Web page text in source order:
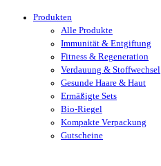
Produkten
Alle Produkte
Immunität & Entgiftung
Fitness & Regeneration
Verdauung & Stoffwechsel
Gesunde Haare & Haut
Ermäßigte Sets
Bio-Riegel
Kompakte Verpackung
Gutscheine